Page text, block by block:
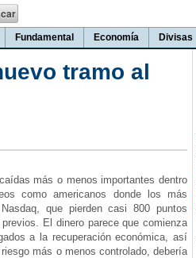
Fundamental Economía Divisas
tramo al
más o menos importantes dentro
como americanos donde los más
que pierden casi 800 puntos
El dinero parece que comienza
a la recuperación económica, así
más o menos controlado, debería